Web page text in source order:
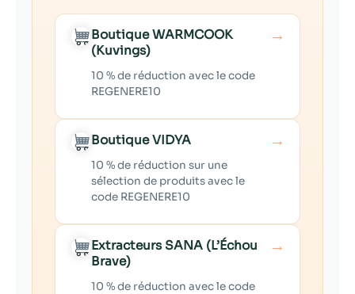
Boutique WARMCOOK
(Kuvings)
10 % de réduction avec le code
REGENERE10
→
Boutique VIDYA
10 % de réduction sur une
sélection de produits avec le
code REGENERE10
→
Extracteurs SANA (L’Échou
Brave)
10 % de réduction avec le code
→